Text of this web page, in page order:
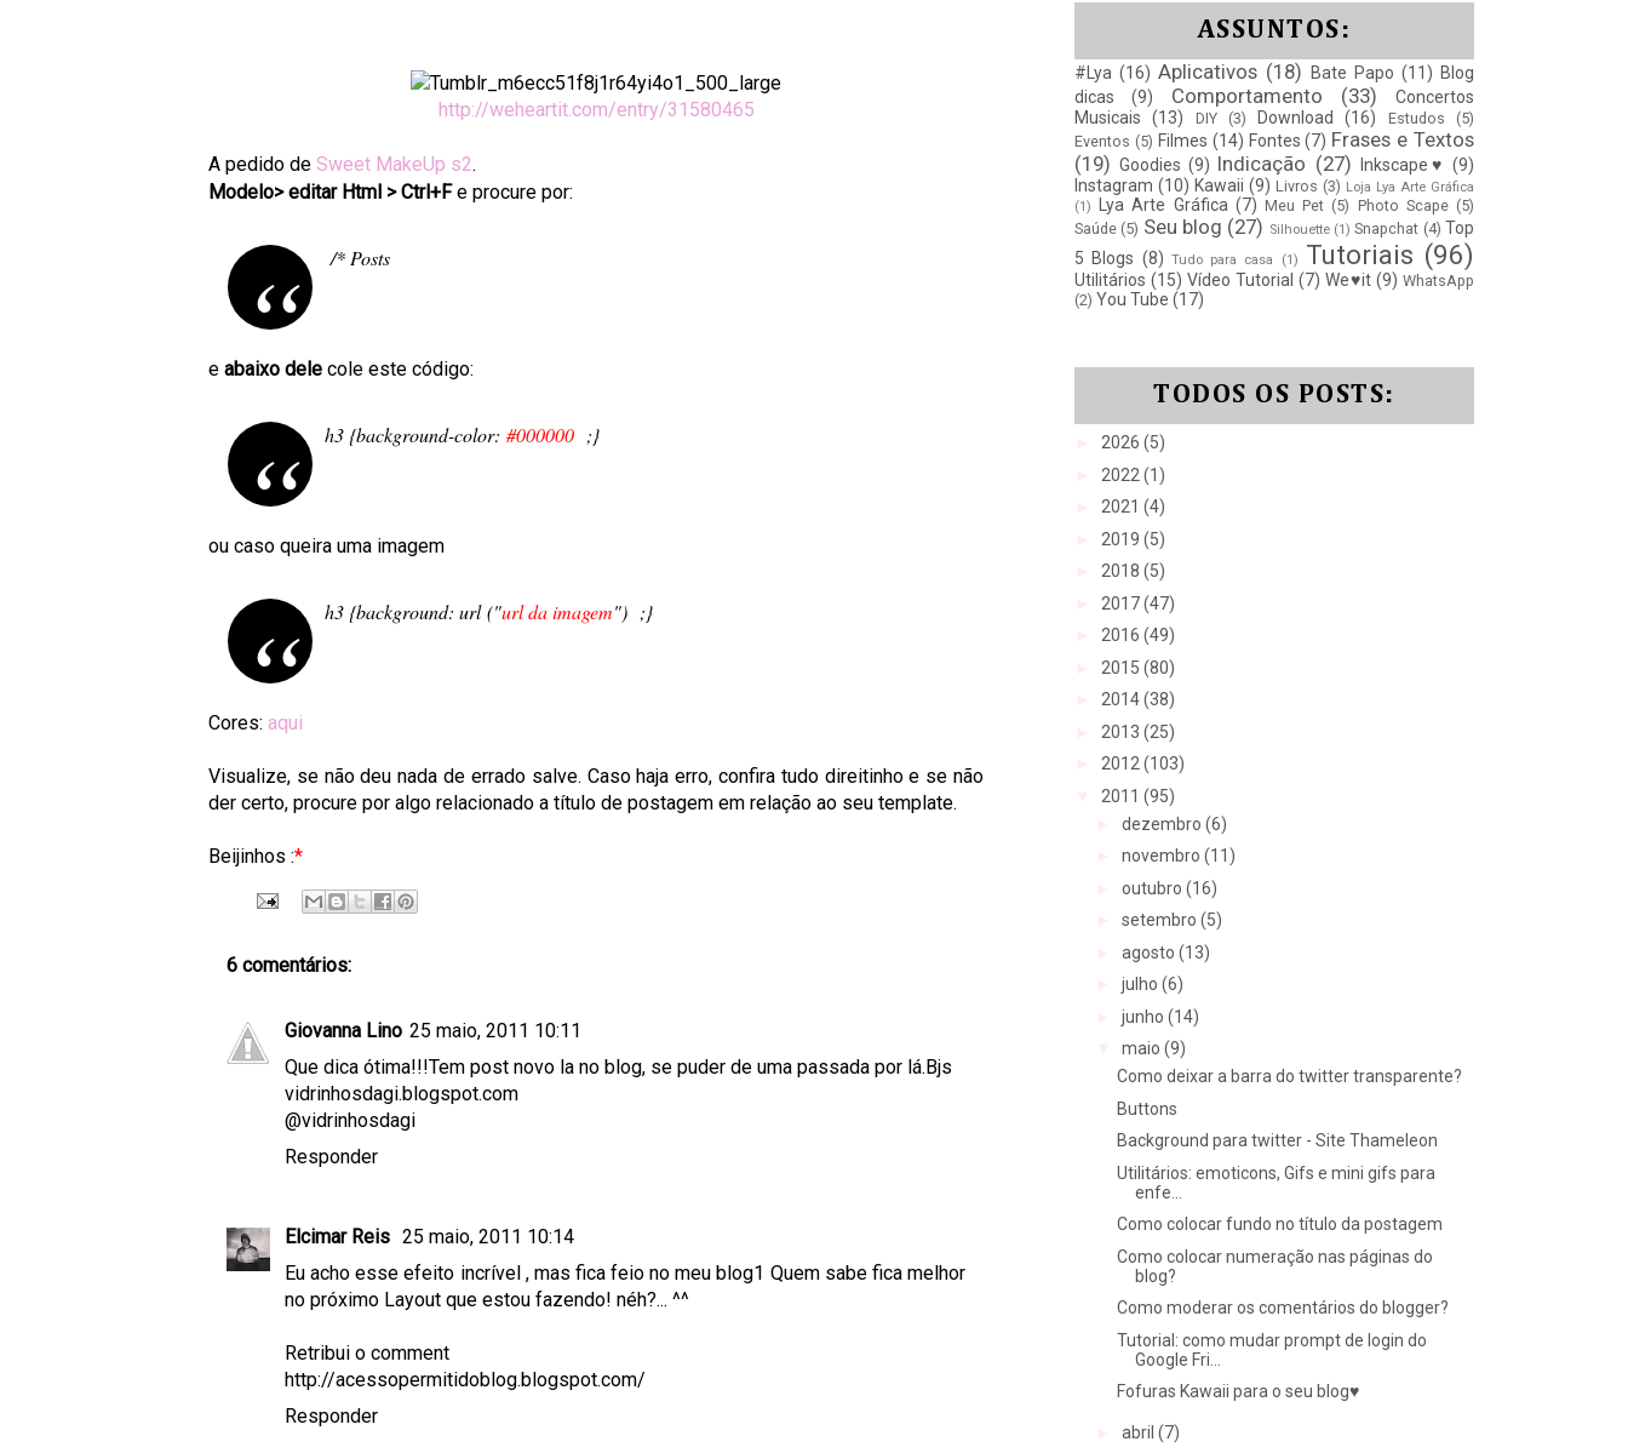
http://weheartit.com/entry/31580465
A pedido de Sweet MakeUp s2.
Modelo> editar Html > Ctrl+Fe procure por:
/* Posts
e abaixo dele cole este código:
h3 {background-color: #000000 ;}
ou caso queira uma imagem
h3 {background: url("url da imagem") ;}
Cores: aqui
Visualize, se não deu nada de errado salve. Caso haja erro, confira tudo direitinho e se não
der certo, procure por algo relacionado a título de postagem em relação ao seu template.
Beijinhos :*
6 comentários:
Giovanna Lino 25 maio, 2011 10:11
Que dica ótima!!!Tem post novo la no blog, se puder de uma passada por lá.Bjs
vidrinhosdagi.blogspot.com
@vidrinhosdagi
Responder
Elcimar Reis 25 maio, 2011 10:14
Eu acho esse efeito incrível , mas fica feio no meu blog1 Quem sabe fica melhor
no próximo Layout que estou fazendo! néh?... ^^
Retribui o comment
http://acessopermitidoblog.blogspot.com/
Responder
ASSUNTOS:
#Lya (16) Aplicativos (18) Bate Papo (11) Blog
dicas
(9) Comportamento (33)
Concertos
Musicais
(13) DIY (3) Download (16) Estudos
(5)
Eventos (5) Filmes (14) Fontes (7) Frases e Textos
(19) Goodies (9) Indicação (27) Inkscape♥ (9)
Instagram (10) Kawaii (9) Livros (3) Loja Lya Arte Gráfica
(1)
Lya Arte Gráfica (7) Meu Pet (5) Photo Scape (5)
Saúde (5) Seu blog (27) Silhouette (1) Snapchat (4) Top
5 Blogs (8) Tudo para casa (1) Tutoriais (96)
Utilitários (15) Vídeo Tutorial (7) We♥it (9) WhatsApp
(2) You Tube (17)
TODOS OS POSTS:
2026 (5)
2022 (1)
2021 (4)
2019 (5)
2018 (5)
2017(47)
2016 (49)
2015 (80)
2014(38)
2013 (25)
2012 (103)
2011 (95)
dezembro (6)
novembro (11)
outubro (16)
setembro (5)
agosto (13)
julho (6)
junho (14)
maio (9)
Como deixar a barra do twitter transparente?
Buttons
Background para twitter - Site Thameleon
Utilitários: emoticons, Gifs e mini gifs para
enfe...
Como colocar fundo no título da postagem
Como colocar numeração nas páginas do
blog?
Como moderar os comentários do blogger?
Tutorial: como mudar prompt de login do
Google Fri...
Fofuras Kawaii para o seu blog♥
abril (7)